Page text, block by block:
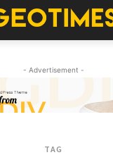
- Advertisement -
TAG